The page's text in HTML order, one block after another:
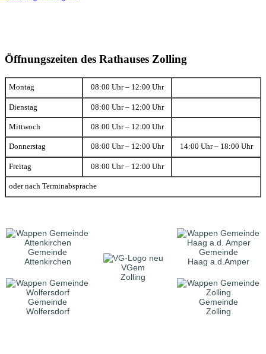
Öffnungszeiten des Rathauses Zolling
Montag 08:00 Uhr – 12:00 Uhr
Dienstag 08:00 Uhr – 12:00 Uhr
Mittwoch 08:00 Uhr – 12:00 Uhr
Donnerstag 08:00 Uhr – 12:00 Uhr 14:00 Uhr – 18:00 Uhr
Freitag 08:00 Uhr – 12:00 Uhr
oder nach Terminabsprache
Gemeinde
Attenkirchen
VGem
Zolling
Gemeinde
Haag a.d.Amper
Gemeinde
Wolfersdorf
Gemeinde
Zolling